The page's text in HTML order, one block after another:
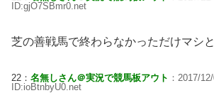
ID:gjO7SBmr0.net
芝の善戦馬で終わらなかっただけマシ
22： 名無しさん＠実況で競馬板アウト ：2017/
ID:ioBtnbyU0.net